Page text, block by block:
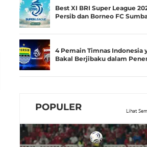
Best XI BRI Super League
Persib dan Borneo FC
4 Pemain Timnas Indonesia
Bakal Berjibaku dalam
POPULER Lihat